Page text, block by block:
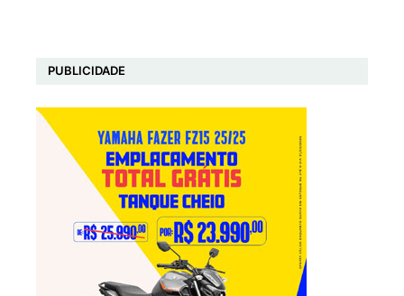
PUBLICIDADE